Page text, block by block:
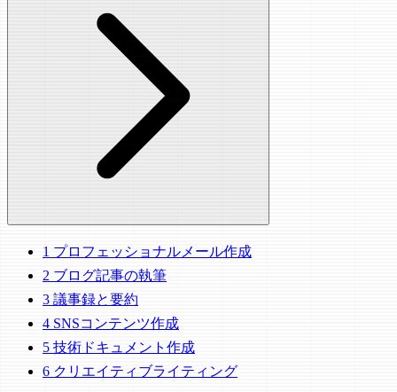
1 プロフェッショナルメール作成
2 ブログ記事の執筆
3 議事録と要約
4 SNSコンテンツ作成
5 技術ドキュメント作成
6 クリエイティブライティング